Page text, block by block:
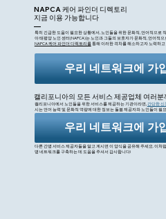
NAPCA 케어 파인더 디렉토리
지금 이용 가능합니다
—
특히 긴급한 도움이 필요한 상황에서, 노인들을 위한 문화적, 언어적으로
아 태평양 노인 센터(NAPCA)는 노인과 그들의 보호자가 문화적, 언어적
NAPCA 케어 파인더 디렉토리를통해 이러한 격차를 해소하고자 노력하고
우리 네트워크에 가
캘리포니아의 모든 서비스 제공업체 여러분
캘리포니아에서 노인들을 위한 서비스를 제공하는 기관이라면, 간단한 신
시는 언어 능력 및 문화적 역량에 대한 정보는 돌봄 제공자와 노인들이 필
우리 네트워크에 가
다른 간병 서비스 제공자들을 알고 계시면 이 양식을 공유해 주세요. 이처
병 네트워크를 구축하는 데 도움을 주셔서 감사합니다!